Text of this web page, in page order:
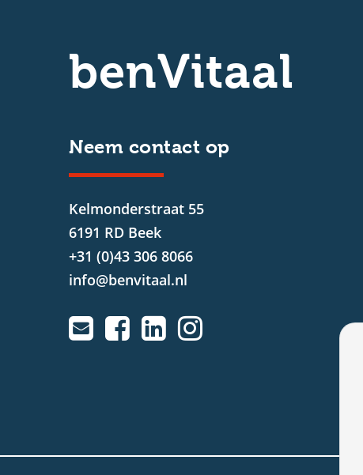
benVitaal
Neem contact op
Kelmonderstraat 55
6191 RD Beek
+31 (0)43 306 8066
info@benvitaal.nl